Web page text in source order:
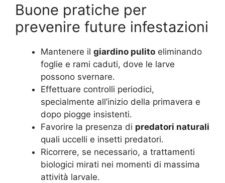
Buone pratiche per
prevenire future infestazioni
Mantenere il giardino pulito eliminando
foglie e rami caduti, dove le larve
possono svernare.
Effettuare controlli periodici,
specialmente all’inizio della primavera e
dopo piogge insistenti.
Favorire la presenza di predatori naturali
quali uccelli e insetti predatori.
Ricorrere, se necessario, a trattamenti
biologici mirati nei momenti di massima
attività larvale.